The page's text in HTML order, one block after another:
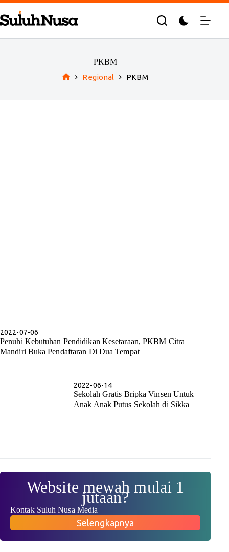
Skip
to
content
PKBM
Regional PKBM
2022-07-06
Penuhi Kebutuhan Pendidikan Kesetaraan, PKBM Citra
Mandiri Buka Pendaftaran Di Dua Tempat
2022-06-14
Sekolah Gratis Bripka Vinsen Untuk
Anak Anak Putus Sekolah di Sikka
Website mewah mulai 1
jutaan?
Kontak Suluh Nusa Media
Selengkapnya